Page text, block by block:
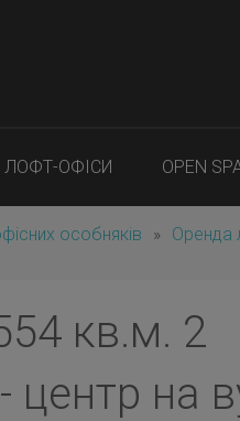
ЛОФТ-ОФІСИ OPEN
особняків » Оренда
кв.м. 2
центр на